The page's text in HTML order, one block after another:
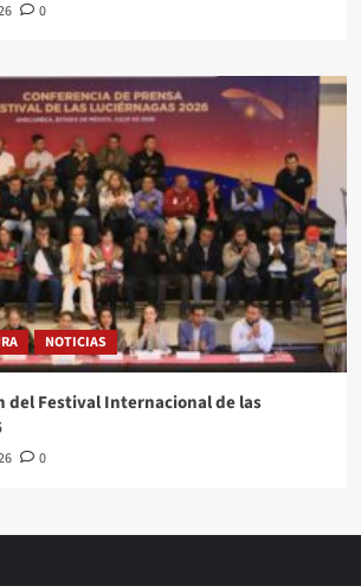
0
NOTICIAS
del Festival Internacional de las
0